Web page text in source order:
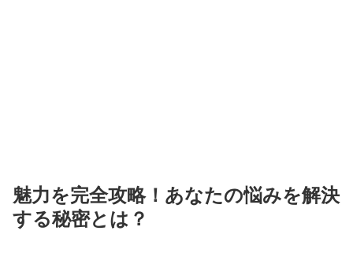
魅力を完全攻略！あなたの悩みを解決
する秘密とは？